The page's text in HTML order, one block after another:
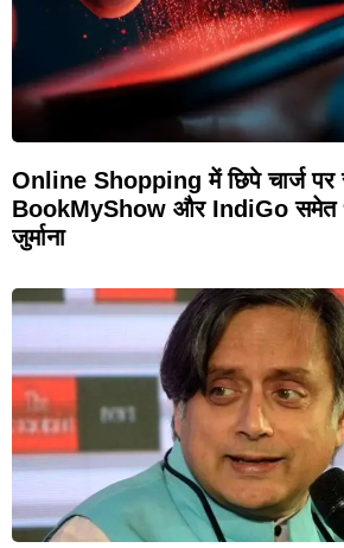
Online Shopping में छिपे चार्ज पर
BookMyShow और IndiGo समेत 9
जुर्माना